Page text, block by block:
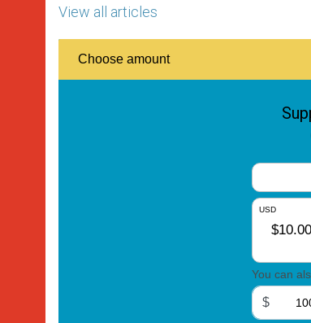
View all articles